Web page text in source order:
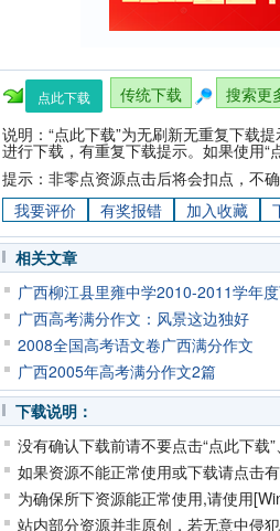
点此下载 传统下载
搜索更
说明：“点此下载”为无刷新无重复下载
进行下载，有重复下载提示。如果使用“
提示：非零点资源点击后将会扣点，不确
我要评价
有奖报错 加入收藏
相关文章
广西柳江县里雍中学2010-2011学年
广西高考满分作文：风景这边独好
2008全国高考语文卷广西满分作文
广西2005年高考满分作文2篇
下载说明：
没有确认下载前请不要点击“点此下载
如果资源不能正常使用或下载请点击
为确保所下资源能正常使用,请使用
站内部分资源并非原创，若无意中侵